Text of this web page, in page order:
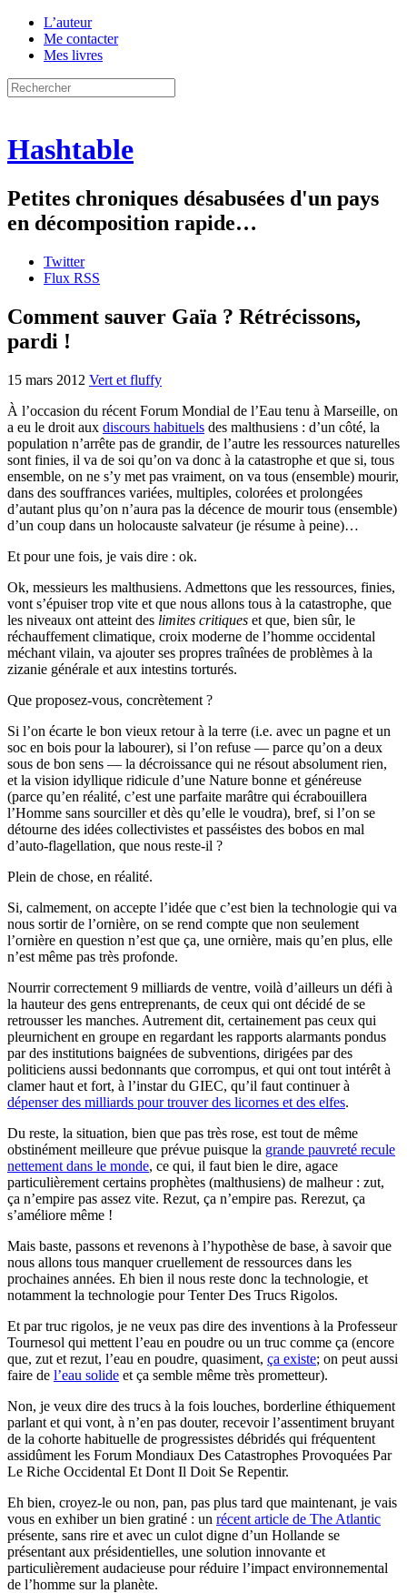
L’auteur
Me contacter
Mes livres
Hashtable
Petites chroniques désabusées d'un pays
en décomposition rapide…
Twitter
Flux RSS
Comment sauver Gaïa ? Rétrécissons,
pardi !
15 mars 2012 Vert et fluffy
À l’occasion du récent Forum Mondial de l’Eau tenu à Marseille, on
a eu le droit aux discours habituels des malthusiens : d’un côté, la
population n’arrête pas de grandir, de l’autre les ressources naturelles
sont finies, il va de soi qu’on va donc à la catastrophe et que si, tous
ensemble, on ne s’y met pas vraiment, on va tous (ensemble) mourir,
dans des souffrances variées, multiples, colorées et prolongées
d’autant plus qu’on n’aura pas la décence de mourir tous (ensemble)
d’un coup dans un holocauste salvateur (je résume à peine)…
Et pour une fois, je vais dire : ok.
Ok, messieurs les malthusiens. Admettons que les ressources, finies,
vont s’épuiser trop vite et que nous allons tous à la catastrophe, que
les niveaux ont atteint des limites critiques et que, bien sûr, le
réchauffement climatique, croix moderne de l’homme occidental
méchant vilain, va ajouter ses propres traînées de problèmes à la
zizanie générale et aux intestins torturés.
Que proposez-vous, concrètement ?
Si l’on écarte le bon vieux retour à la terre (i.e. avec un pagne et un
soc en bois pour la labourer), si l’on refuse — parce qu’on a deux
sous de bon sens — la décroissance qui ne résout absolument rien,
et la vision idyllique ridicule d’une Nature bonne et généreuse
(parce qu’en réalité, c’est une parfaite marâtre qui écrabouillera
l’Homme sans sourciller et dès qu’elle le voudra), bref, si l’on se
détourne des idées collectivistes et passéistes des bobos en mal
d’auto-flagellation, que nous reste-il ?
Plein de chose, en réalité.
Si, calmement, on accepte l’idée que c’est bien la technologie qui va
nous sortir de l’ornière, on se rend compte que non seulement
l’ornière en question n’est que ça, une ornière, mais qu’en plus, elle
n’est même pas très profonde.
Nourrir correctement 9 milliards de ventre, voilà d’ailleurs un défi à
la hauteur des gens entreprenants, de ceux qui ont décidé de se
retrousser les manches. Autrement dit, certainement pas ceux qui
pleurnichent en groupe en regardant les rapports alarmants pondus
par des institutions baignées de subventions, dirigées par des
politiciens aussi bedonnants que corrompus, et qui ont tout intérêt à
clamer haut et fort, à l’instar du GIEC, qu’il faut continuer à
dépenser des milliards pour trouver des licornes et des elfes.
Du reste, la situation, bien que pas très rose, est tout de même
obstinément meilleure que prévue puisque la grande pauvreté recule
nettement dans le monde, ce qui, il faut bien le dire, agace
particulièrement certains prophètes (malthusiens) de malheur : zut,
ça n’empire pas assez vite. Rezut, ça n’empire pas. Rerezut, ça
s’améliore même !
Mais baste, passons et revenons à l’hypothèse de base, à savoir que
nous allons tous manquer cruellement de ressources dans les
prochaines années. Eh bien il nous reste donc la technologie, et
notamment la technologie pour Tenter Des Trucs Rigolos.
Et par truc rigolos, je ne veux pas dire des inventions à la Professeur
Tournesol qui mettent l’eau en poudre ou un truc comme ça (encore
que, zut et rezut, l’eau en poudre, quasiment, ça existe; on peut aussi
faire de l’eau solide et ça semble même très prometteur).
Non, je veux dire des trucs à la fois louches, borderline éthiquement
parlant et qui vont, à n’en pas douter, recevoir l’assentiment bruyant
de la cohorte habituelle de progressistes débridés qui fréquentent
assidûment les Forum Mondiaux Des Catastrophes Provoquées Par
Le Riche Occidental Et Dont Il Doit Se Repentir.
Eh bien, croyez-le ou non, pan, pas plus tard que maintenant, je vais
vous en exhiber un bien gratiné : un récent article de The Atlantic
présente, sans rire et avec un culot digne d’un Hollande se
présentant aux présidentielles, une solution innovante et
particulièrement audacieuse pour réduire l’impact environnemental
de l’homme sur la planète.